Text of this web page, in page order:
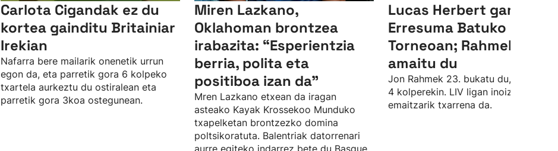
Carlota Cigandak ez du
kortea gainditu Britainiar
Irekian
Nafarra bere mailarik onenetik urrun
egon da, eta parretik gora 6 kolpeko
txartela aurkeztu du ostiralean eta
parretik gora 3koa ostegunean.
Miren Lazkano,
Oklahoman brontzea
irabazita: “Esperientzia
berria, polita eta
positiboa izan da"
Mren Lazkano etxean da iragan
asteako Kayak Krossekoo Munduko
txapelketan brontzezko domina
poltsikoratuta. Balentriak datorrenari
aurre egiteko indarrez bete du Basque
Lucas Herbert garaile,
Erresuma Batuko LIV
Torneoan; Rahmek 23.
amaitu du
Jon Rahmek 23. bukatu du, par
4 kolperekin. LIV ligan inoiz izan duen
emaitzarik txarrena da.